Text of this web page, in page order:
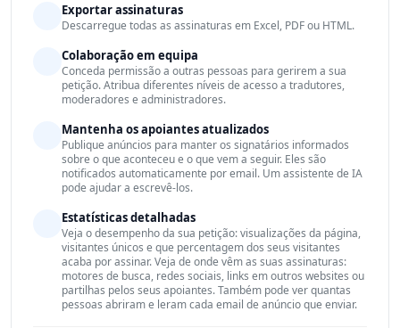
Exportar assinaturas
Descarregue todas as assinaturas em Excel, PDF ou HTML.
Colaboração em equipa
Conceda permissão a outras pessoas para gerirem a sua
petição. Atribua diferentes níveis de acesso a tradutores,
moderadores e administradores.
Mantenha os apoiantes atualizados
Publique anúncios para manter os signatários informados
sobre o que aconteceu e o que vem a seguir. Eles são
notificados automaticamente por email. Um assistente de IA
pode ajudar a escrevê-los.
Estatísticas detalhadas
Veja o desempenho da sua petição: visualizações da página,
visitantes únicos e que percentagem dos seus visitantes
acaba por assinar. Veja de onde vêm as suas assinaturas:
motores de busca, redes sociais, links em outros websites ou
partilhas pelos seus apoiantes. Também pode ver quantas
pessoas abriram e leram cada email de anúncio que enviar.